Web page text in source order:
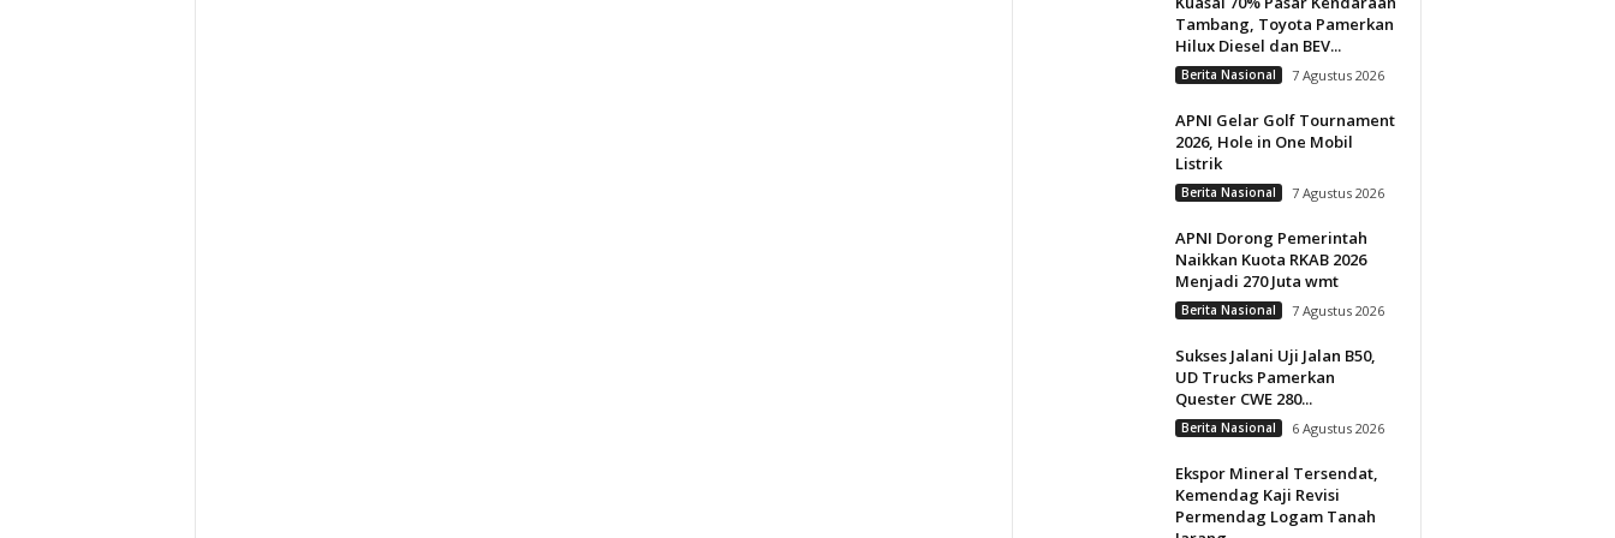
Tambang, Toyota Pamerkan
Hilux Diesel dan BEV...
Berita Nasional 7 Agustus 2026
APNI Gelar Golf Tournament
2026, Hole in One Mobil
Listrik
Berita Nasional 7 Agustus 2026
APNI Dorong Pemerintah
Naikkan Kuota RKAB 2026
Menjadi 270 Juta wmt
Berita Nasional 7 Agustus 2026
Sukses Jalani Uji Jalan B50,
UD Trucks Pamerkan
Quester CWE 280...
Berita Nasional 6 Agustus 2026
Ekspor Mineral Tersendat,
Kemendag Kaji Revisi
Permendag Logam Tanah